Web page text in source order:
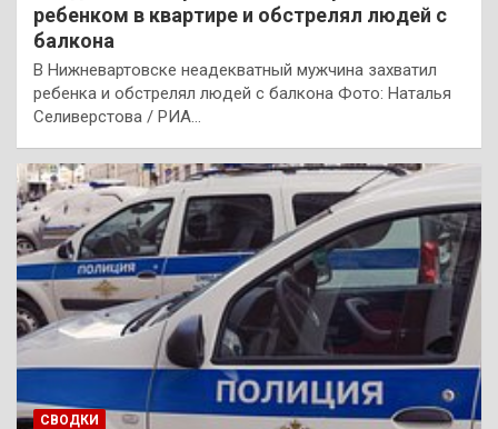
ребенком в квартире и обстрелял людей с
балкона
В Нижневартовске неадекватный мужчина захватил
ребенка и обстрелял людей с балкона Фото: Наталья
Селиверстова / РИА…
СВОДКИ